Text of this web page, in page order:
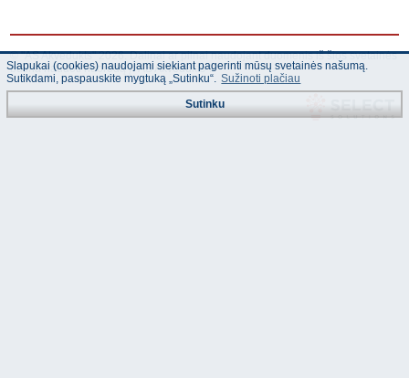
© "AS Akvedukts" 2026. Dalinai ar pilnai naudojant duomenis iš šios svetainės
būtina naudoti nuorodą Į "AS Akvedukts"!
Slapukai (cookies) naudojami siekiant pagerinti mūsų svetainės našumą.
Sutikdami, paspauskite mygtuką „Sutinku“. Sužinoti plačiau
Sutinku